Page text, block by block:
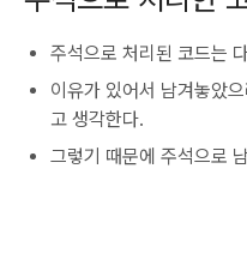
주석으로 처리된 코드는
이유가 있어서 남겨놓았
고 생각한다.
그렇기 때문에 주석으로